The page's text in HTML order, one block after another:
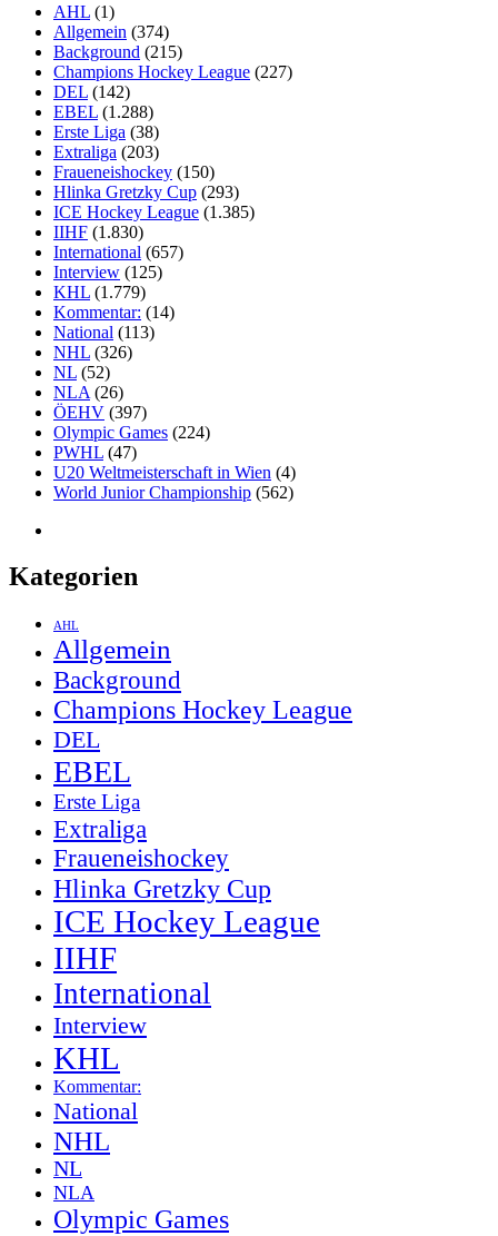
AHL (1)
Allgemein (374)
Background (215)
Champions Hockey League (227)
DEL (142)
EBEL (1.288)
Erste Liga (38)
Extraliga (203)
Fraueneishockey (150)
Hlinka Gretzky Cup (293)
ICE Hockey League (1.385)
IIHF (1.830)
International (657)
Interview (125)
KHL (1.779)
Kommentar: (14)
National (113)
NHL (326)
NL (52)
NLA (26)
ÖEHV (397)
Olympic Games (224)
PWHL (47)
U20 Weltmeisterschaft in Wien (4)
World Junior Championship (562)
Kategorien
AHL
Allgemein
Background
Champions Hockey League
DEL
EBEL
Erste Liga
Extraliga
Fraueneishockey
Hlinka Gretzky Cup
ICE Hockey League
IIHF
International
Interview
KHL
Kommentar:
National
NHL
NL
NLA
Olympic Games